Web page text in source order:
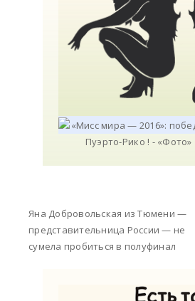
Яна Добровольская из Тюмени —
представительница России — не
сумела пробиться в полуфинал